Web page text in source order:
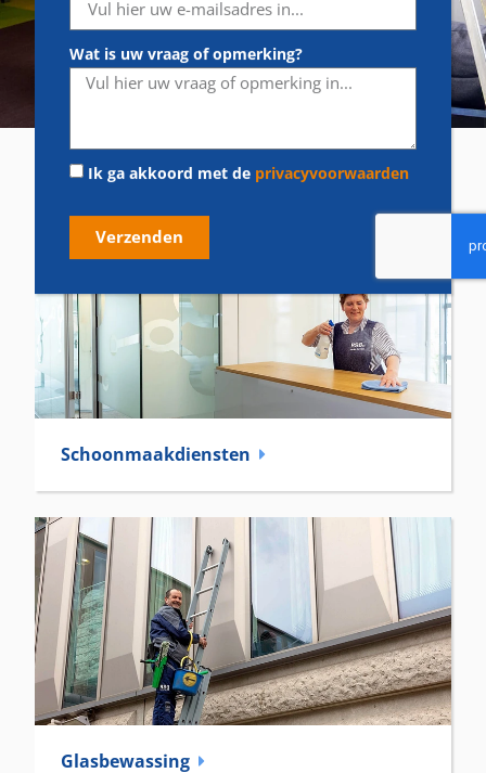
Verzenden
Meer diensten
Schoonmaak­diensten
Glas­bewassing